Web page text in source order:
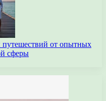
от опытных
сферы